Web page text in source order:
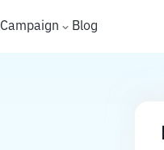
Campaign Blog